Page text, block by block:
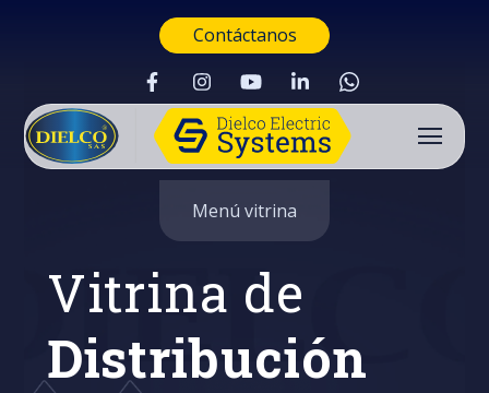
Contáctanos
Menú vitrina
Vitrina de
Distribución